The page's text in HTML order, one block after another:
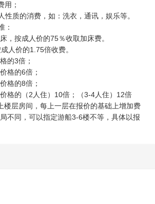
用；
性质的消费，如：洗衣，通讯，娱乐等。
：
，按成人价的75％收取加床费。
人价的1.75倍收费。
的3倍；
格的6倍；
格的8倍；
格的（2人住）10倍；（3-4人住）12倍
楼层房间，每上一层在报价的基础上增加费
不同，可以指定游船3-6楼不等，具体以报